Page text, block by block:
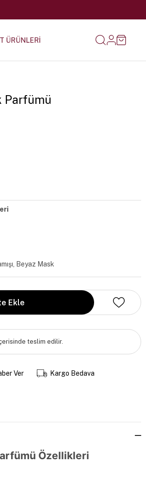
ÜRÜNLERİ
Parfümü
Beyaz Mask
teslim edilir.
Ver Kargo Bedava
Özellikleri